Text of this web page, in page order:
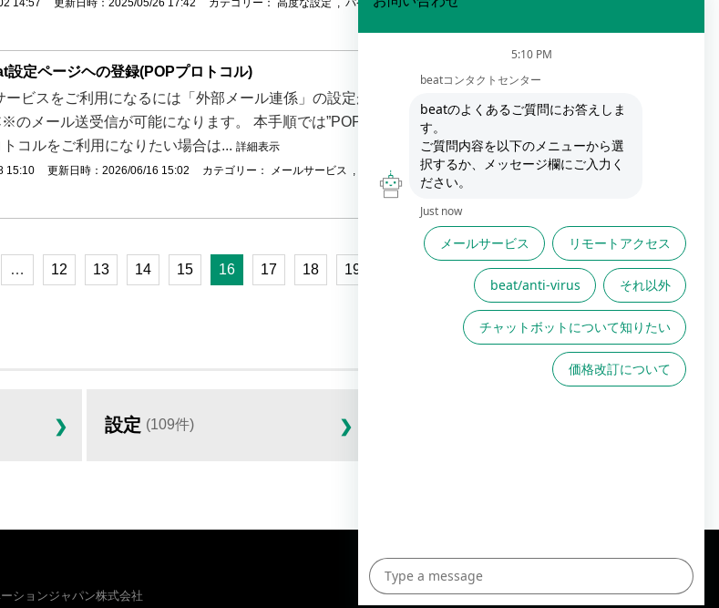
14:57 更新日時：2025/05/26 17:42 カテゴリー： 高度な設定 , パケットフィルター設定
設定ページヘの登録(POPプロトコル)
ビスをご利用になるには「外部メール連係」の設定が必要です。 外部メール連係を行うことに
のメール送受信が可能になります。 本手順では”POPまたはAPOPプロトコルでの設定手順”を
コルをご利用になりたい場合は... 詳細表示
15:10 更新日時：2026/06/16 15:02 カテゴリー： メールサービス , 自身の設定
… 12 13 14 15 16 17 18 19 25 26
設定 (109件)
ションジャパン株式会社